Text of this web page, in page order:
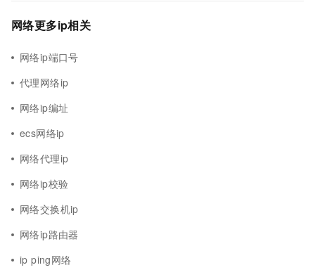
网络更多ip相关
网络ip端口号
代理网络ip
网络ip编址
ecs网络ip
网络代理ip
网络ip校验
网络交换机ip
网络ip路由器
ip ping网络